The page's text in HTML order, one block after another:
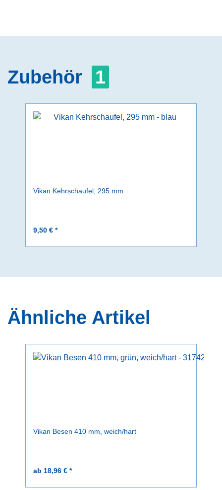
Zubehör 1
Vikan Kehrschaufel, 295 mm
9,50 € *
Ähnliche Artikel
Vikan Besen 410 mm, weich/hart
ab 18,96 € *